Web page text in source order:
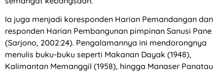
Ia juga menjadi koresponden Harian Pemandangan dan
responden Harian Pembangunan pimpinan Sanusi Pane
(Sarjono, 2002:24). Pengalamannya ini mendorongnya
menulis buku-buku seperti Makanan Dayak (1948),
Kalimantan Memanggil (1958), hingga Manaser Panatau